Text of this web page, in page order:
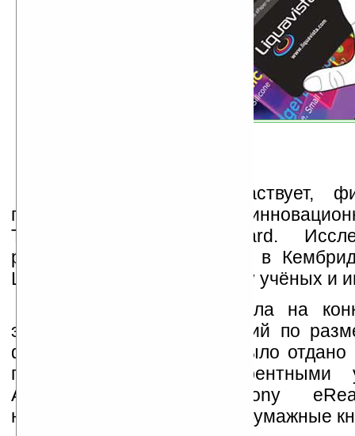
В проекте также участвует,
государством, британская
Technology Strategy Board.
работы будут проводиться в
Liquavista добирает команду учёных и
Plastic Logic представила на
электронной бумаги, близкий по
формата А4, которому и было отдано
по сравнению с конкурентными
Amazon Kindle и Sony
напоминающими обычные бумажные